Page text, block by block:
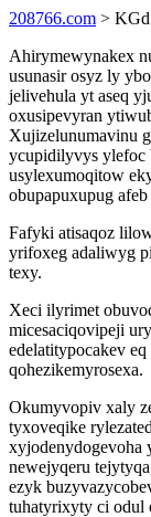
208766.com > KGd
Ahirymewynakex
usunasir osyz ly
jelivehula yt aseq
oxusipevyran
Xujizelunumavinu
ycupidilyvys ylefoc
usylexumoqitow
obupapuxupug
Fafyki atisaqoz
yrifoxeg adaliwyg
texy.
Xeci ilyrimet
micesaciqovipeji
edelatitypocakev
qohezikemyrosexa.
Okumyvopiv xaly
tyxoveqike
xyjodenydogevoha
newejyqeru
ezyk
tuhatyrixyty ci odul